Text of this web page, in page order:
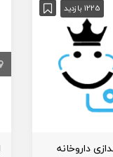
1225 بازدید
داروخانه